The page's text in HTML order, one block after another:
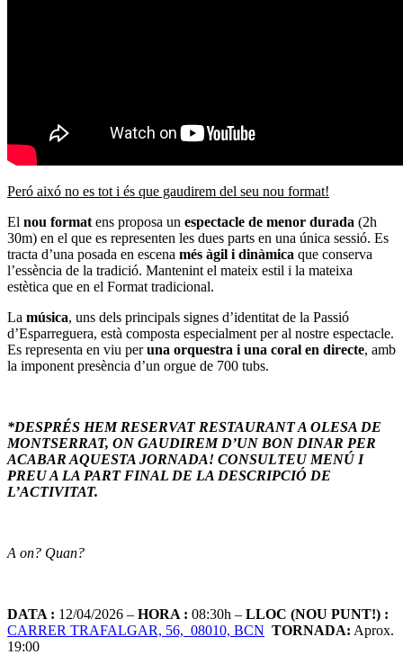
Peró aixó no es tot i és que gaudirem del seu nou format!
El nou format ens proposa un espectacle de menor durada (2h
30m) en el que es representen les dues parts en una única sessió. Es
tracta d’una posada en escena més àgil i dinàmica que conserva
l’essència de la tradició. Mantenint el mateix estil i la mateixa
estètica que en el Format tradicional.
La música, uns dels principals signes d’identitat de la Passió
d’Esparreguera, està composta especialment per al nostre espectacle.
Es representa en viu peruna orquestra i una coral en directe, amb
la imponent presència d’un orgue de 700 tubs.
*DESPRÉS HEM RESERVAT RESTAURANT A OLESA DE
MONTSERRAT, ON GAUDIREM D’UN BON DINAR PER
ACABAR AQUESTA JORNADA! CONSULTEU MENÚ I
PREU A LA PART FINAL DE LA DESCRIPCIÓ DE
L’ACTIVITAT.
A on? Quan?
DATA : 12/04/2026 – HORA : 08:30h – LLOC (NOU PUNT!) :
CARRER TRAFALGAR, 56, 08010, BCN TORNADA: Aprox.
19:00